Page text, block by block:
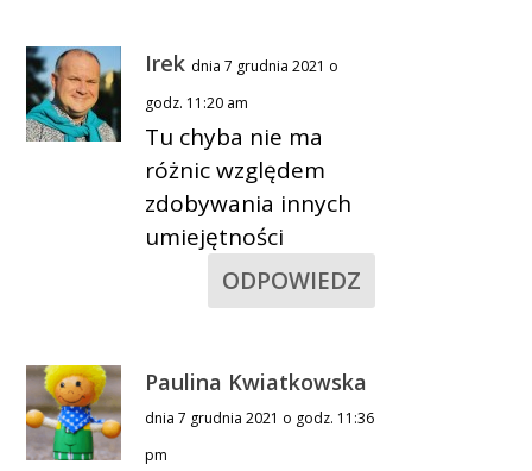
Irek dnia 7 grudnia 2021 o
godz. 11:20 am
Tu chyba nie ma
różnic względem
zdobywania innych
umiejętności
ODPOWIEDZ
Paulina Kwiatkowska
dnia 7 grudnia 2021 o godz. 11:36
pm